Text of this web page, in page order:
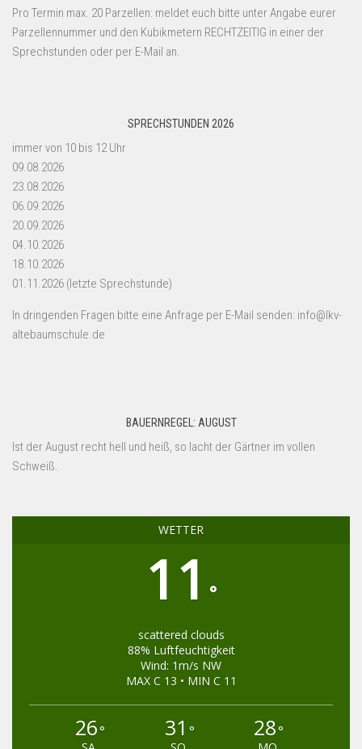
Pro Termin max. 20 Parzellen: meldet euch bitte unter Angabe eurer
Parzellennummer und den Kubikmetern RECHTZEITIG in einer der
Sprechstunden oder per E-Mail an.
SPRECHSTUNDEN 2026
immer von 10 bis 12 Uhr
09.08.2026
23.08.2026
06.09.2026
20.09.2026
04.10.2026
18.10.2026
01.11.2026 (letzte Sprechstunde)
In dringenden Fragen bitte eine Anfrage per E-Mail senden: info@lkv-
altebaumschule.de
BAUERNREGEL: AUGUST
Ist der August recht hell und heiß, so lacht der Gärtner im vollen
Schweiß.
WETTER
11 °
scattered clouds
88% Luftfeuchtigkeit
Wind: 1m/s NW
MAX C 13 • MIN C 11
26° 31 ° 28°